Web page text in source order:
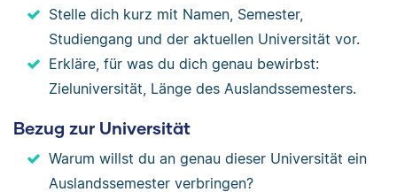
Stelle dich kurz mit Namen, Semester,
Studiengang und der aktuellen Universität vor.
Erkläre, für was du dich genau bewirbst:
Zieluniversität, Länge des Auslandssemesters.
Bezug zur Universität
Warum willst du an genau dieser Universität ein
Auslandssemester verbringen?